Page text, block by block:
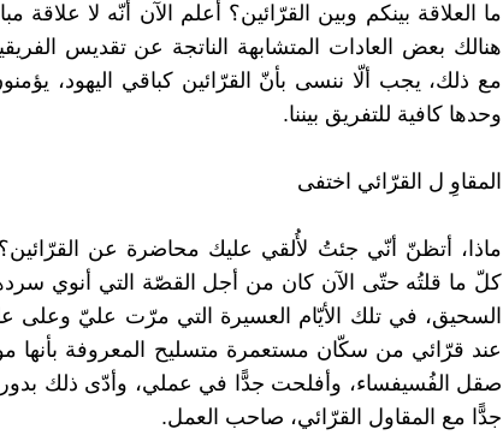
ما العلاقة بينكم وبين القرّائين؟ أعلم الآن أنّه لا علاقة
هنالك بعض العادات المتشابهة الناتجة عن تقديس
مع ذلك، يجب ألّا ننسى بأنّ القرّائين كباقي اليهود،
وحدها كافية للتفريق بيننا.
المقاوِ ل القرّائي اختفى
ماذا، أتظنّ أنّي جئتُ لأُلقي عليك محاضرة عن
كلّ ما قلتُه حتّى الآن كان من أجل القصّة التي أنوي
السحيق، في تلك الأيّام العسيرة التي مرّت عليّ وعلى
عند قرّائي من سكّان مستعمرة متسليح المعروفة بأنها
صقل الفُسيفساء، وأفلحت جدًّا في عملي، وأدّى ذلك
جدًّا مع المقاول القرّائي، صاحب العمل.